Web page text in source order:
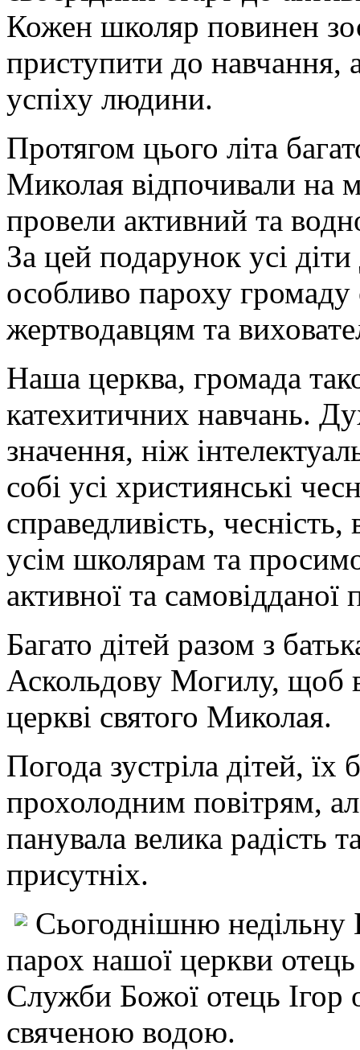
Кожен школяр повинен
приступити до навчання,
успіху людини.
Протягом цього літа
Миколая відпочивали на
провели активний та
За цей подарунок усі
особливо пароху
жертводавцям та
Наша церква, громада
катехитичних навчань.
значення, ніж
собі усі християнські
справедливість,
усім школярам та
активної та самовідданої
Багато дітей разом з
Аскольдову Могилу, щоб
церкві святого Миколая.
Погода зустріла дітей, їх
прохолодним повітрям,
панувала велика радість
присутніх.
Сьогоднішню недільну
парох нашої церкви
Служби Божої отець Ігор
свяченою водою.